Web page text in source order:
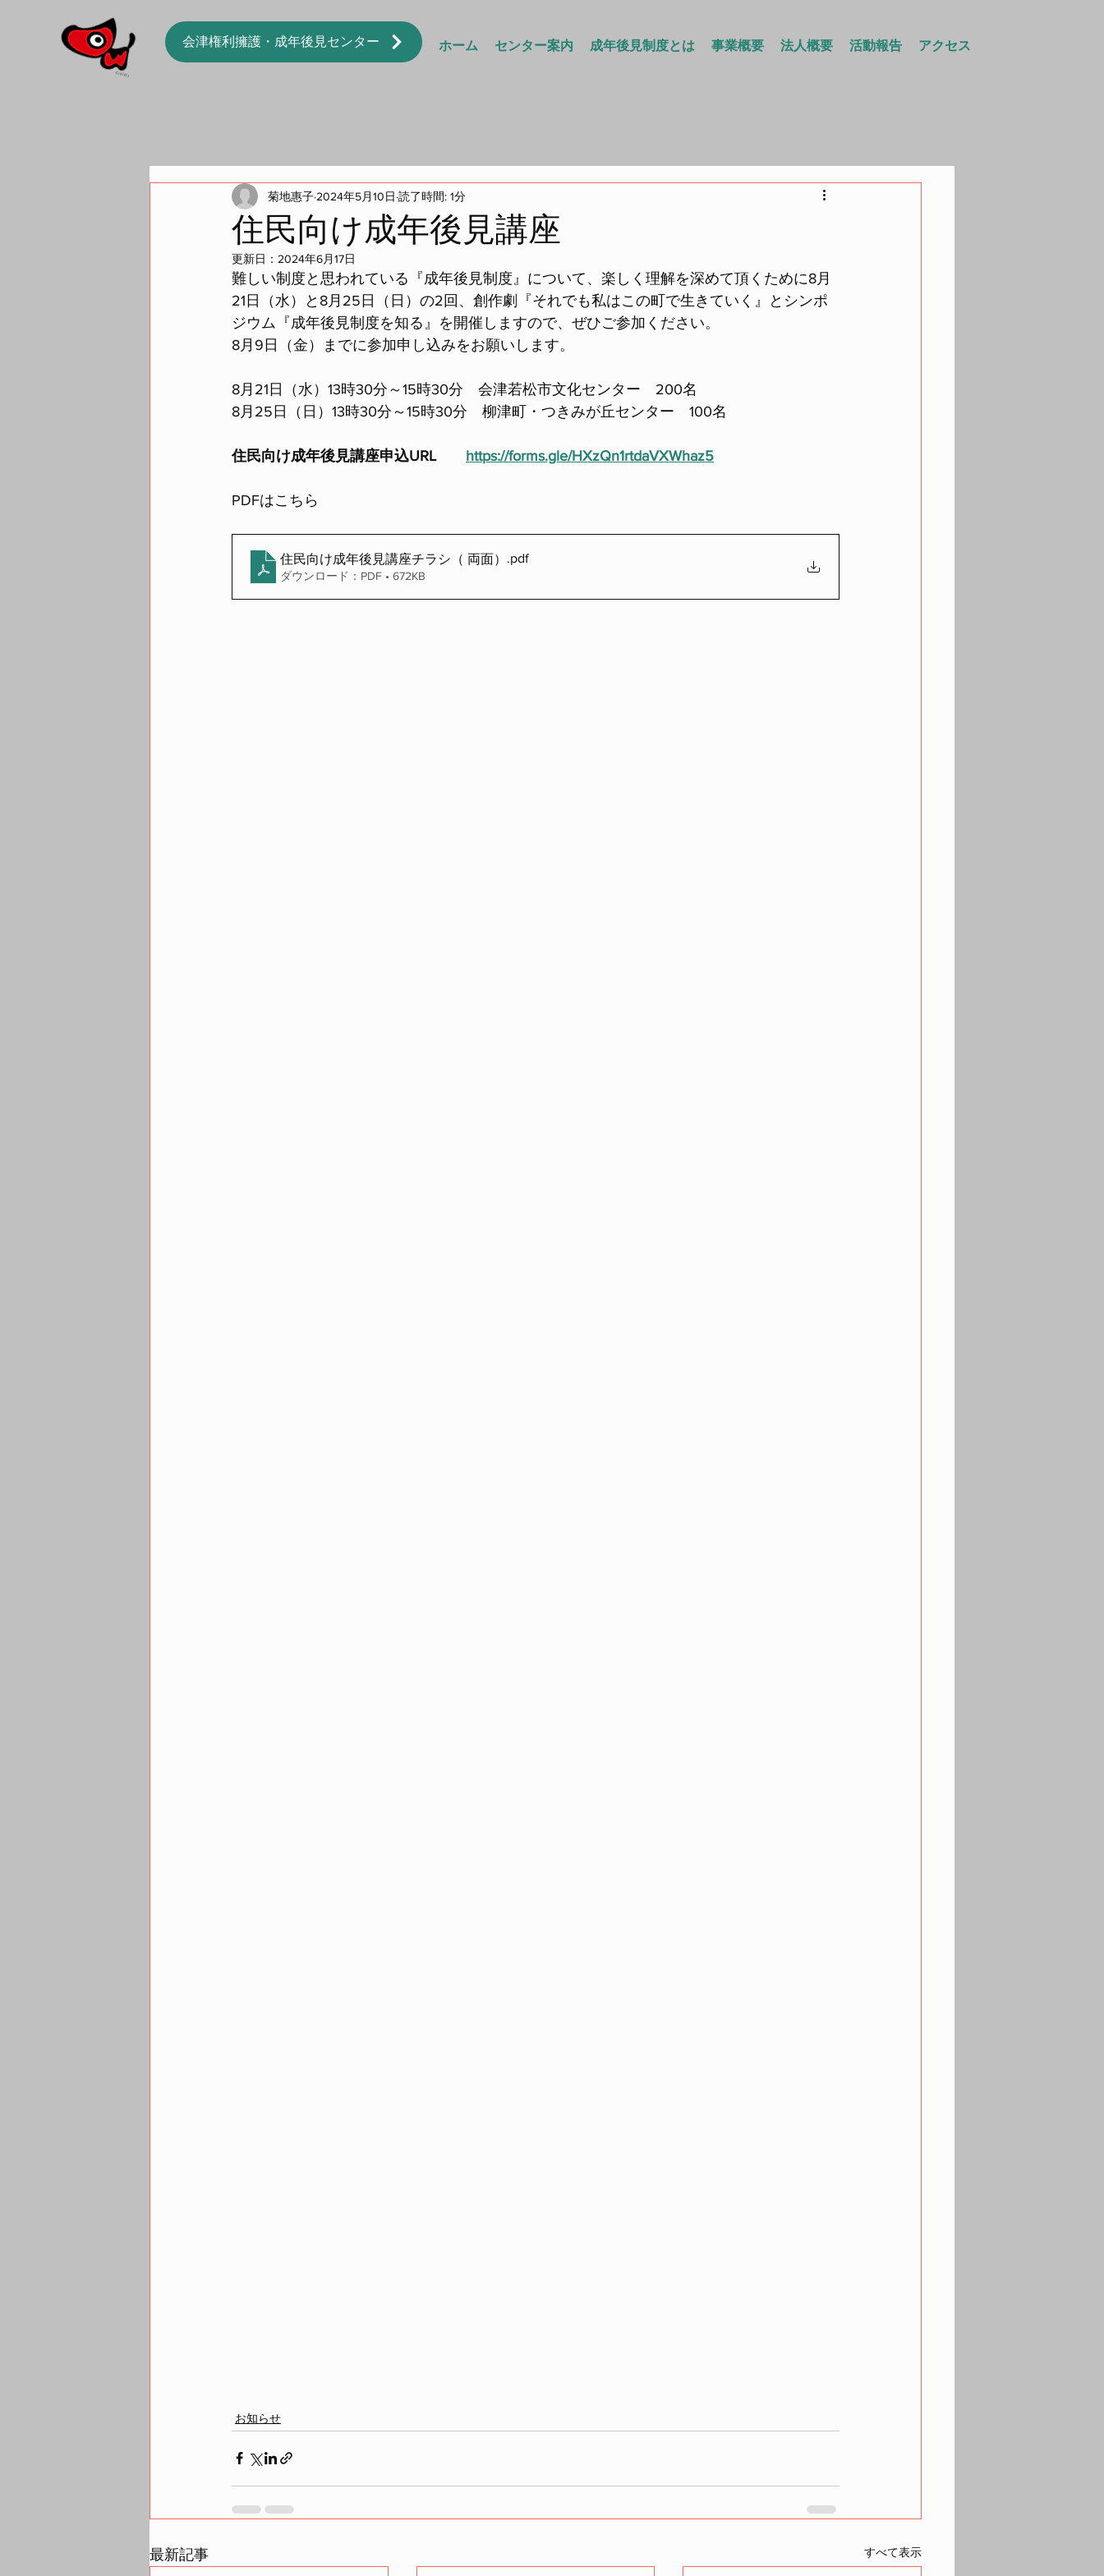
会津権利擁護・成年後見センター ホーム センター案内 成年後見制度とは 事業概要 法人概要 活動報告 アクセス
住民向け成年後見講座
菊地惠子 2024年5月10日 読了時間: 1分
更新日： 2024年6月17日
難しい制度と思われている『成年後見制度』について、楽しく理解を深めて頂くために8月
21日（水）と8月25日（日）の2回、創作劇『それでも私はこの町で生きていく』とシンポ
ジウム『成年後見制度を知る』を開催しますので、ぜひご参加ください。
8月9日（金）までに参加申し込みをお願いします。
8月21日（水）13時30分～15時30分　会津若松市文化センター　200名
8月25日（日）13時30分～15時30分　柳津町・つきみが丘センター　100名
住民向け成年後見講座申込URL https://forms.gle/HXzQn1rtdaVXWhaz5
PDFはこちら
住民向け成年後見講座チラシ（ 両面） .pdf
ダウンロード：PDF • 672KB
お知らせ
最新記事 すべて表示